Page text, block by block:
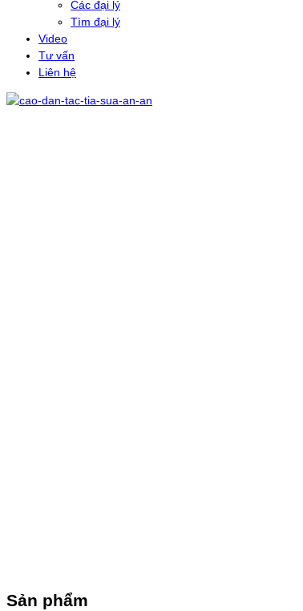
Các đại lý
Tìm đại lý
Video
Tư vấn
Liên hệ
Sản phẩm